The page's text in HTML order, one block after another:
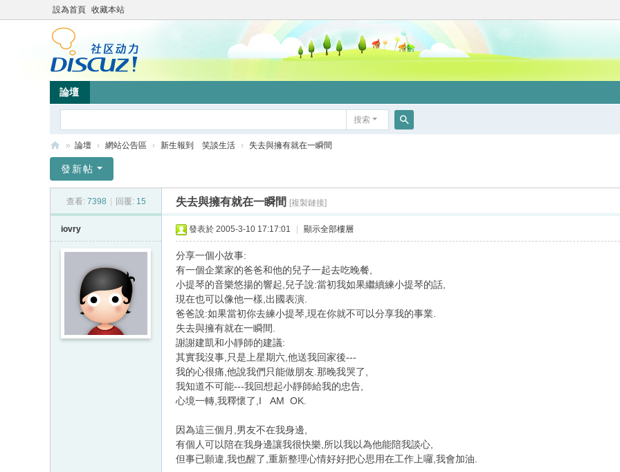
設為首頁 收藏本站
論壇
搜索
竹
» 論壇 › 網站公告區 › 新生報到 笑談生活 › 失去與擁有就在一瞬間
發新帖
查看: 7398 回覆: 15 失去與擁有就在一瞬間 [複製鏈接]
iovry 發表於 2005-3-10 17:17:01 顯示全部樓層
分享一個小故事:
有一個企業家的爸爸和他的兒子一起去吃晚餐,
小提琴的音樂悠揚的響起,兒子說:當初我如果繼續練小提琴的話,
現在也可以像他一樣,出國表演.
爸爸說:如果當初你去練小提琴,現在你就不可以分享我的事業.
失去與擁有就在一瞬間.
謝謝建凱和小靜師的建議:
其實我沒事,只是上星期六,他送我回家後---
我的心很痛,他說我們只能做朋友.那晚我哭了,
我知道不可能---我回想起小靜師給我的忠告,
心境一轉,我釋懷了,I AM OK.
因為這三個月,男友不在我身邊,
有個人可以陪在我身邊讓我很快樂,所以我以為他能陪我談心,
但事已願違,我也醒了,重新整理心情好好把心思用在工作上囉,我會加油.